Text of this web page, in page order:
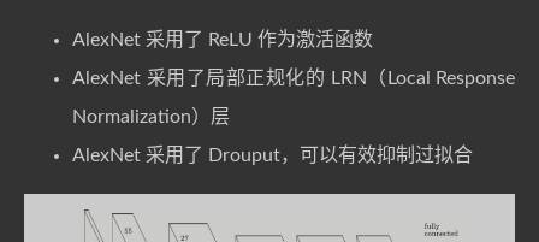
AlexNet 采用了 ReLU 作为激活函数
AlexNet 采用了局部正规化的 LRN（Local Response
Normalization）层
AlexNet 采用了 Drouput，可以有效抑制过拟合